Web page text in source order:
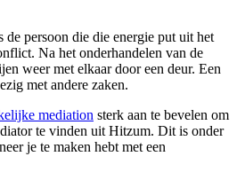
de persoon die die energie put uit het
Na het onderhandelen van de
weer met elkaar door een deur. Een
met andere zaken.
mediation sterk aan te bevelen om
te vinden uit Hitzum. Dit is onder
je te maken hebt met een